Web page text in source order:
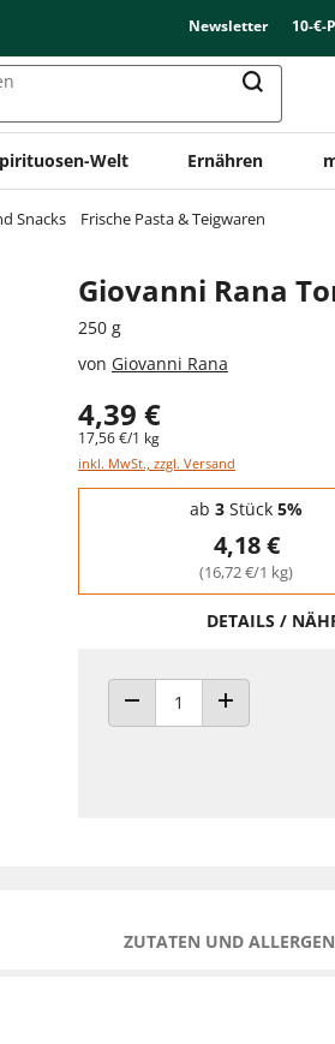
Newsletter 10-€-
Welt Ernähren
Snacks Frische Pasta & Teigwaren
Giovanni Rana
250 g
von Giovanni Rana
4,39 €
17,56 €/1 kg
inkl. MwSt., zzgl. Versand
Staffelpreise - Mengenrabatt
ab 3 Stück 5%
4,18 €
(16,72 €/1 kg)
DETAILS /
ANZAHL VERRINGERNANZAHL ERHÖHEN
ZUTATEN UND